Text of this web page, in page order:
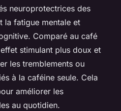
neuroprotectrices des
la fatigue mentale et
Comparé au café
stimulant plus doux et
les tremblements ou
à la caféine seule. Cela
améliorer les
au quotidien.